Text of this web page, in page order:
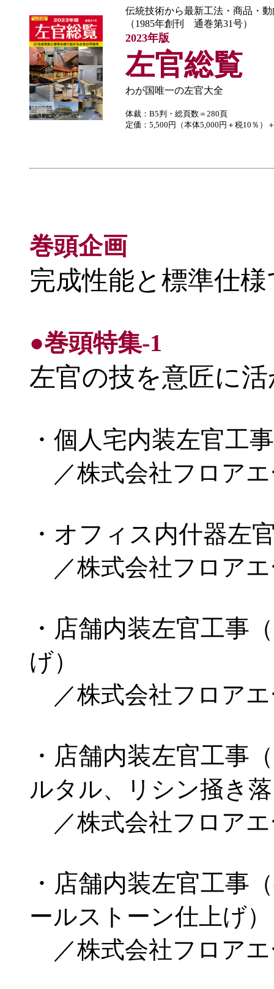
伝統技術から最新工法・商品・
（1985年創刊 通巻第31号）
2023年版
左官総覧
わが国唯一の左官大全
体裁：B5判・総頁数＝280頁
定価：5,500円（本体5,000円＋税10％）
巻頭企画
完成性能と標準仕
●巻頭特集-1
左官の技を意匠に
・個人宅内装左官工事
／株式会社フロア
・オフィス内什器左
／株式会社フロア
・店舗内装左官工事
げ）
／株式会社フロア
・店舗内装左官工事
ルタル、リシン掻き
／株式会社フロア
・店舗内装左官工事
ールストーン仕上げ）
／株式会社フロア